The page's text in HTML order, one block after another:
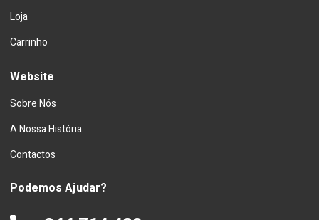
Loja
Carrinho
Website
Sobre Nós
A Nossa História
Contactos
Podemos Ajudar?